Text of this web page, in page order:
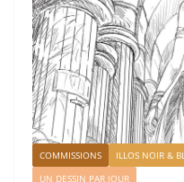
COMMISSIONS ILLOS NOIR &
UN DESSIN PAR JOUR